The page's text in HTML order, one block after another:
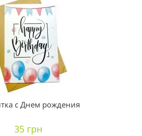
с Днем рождения
35 грн